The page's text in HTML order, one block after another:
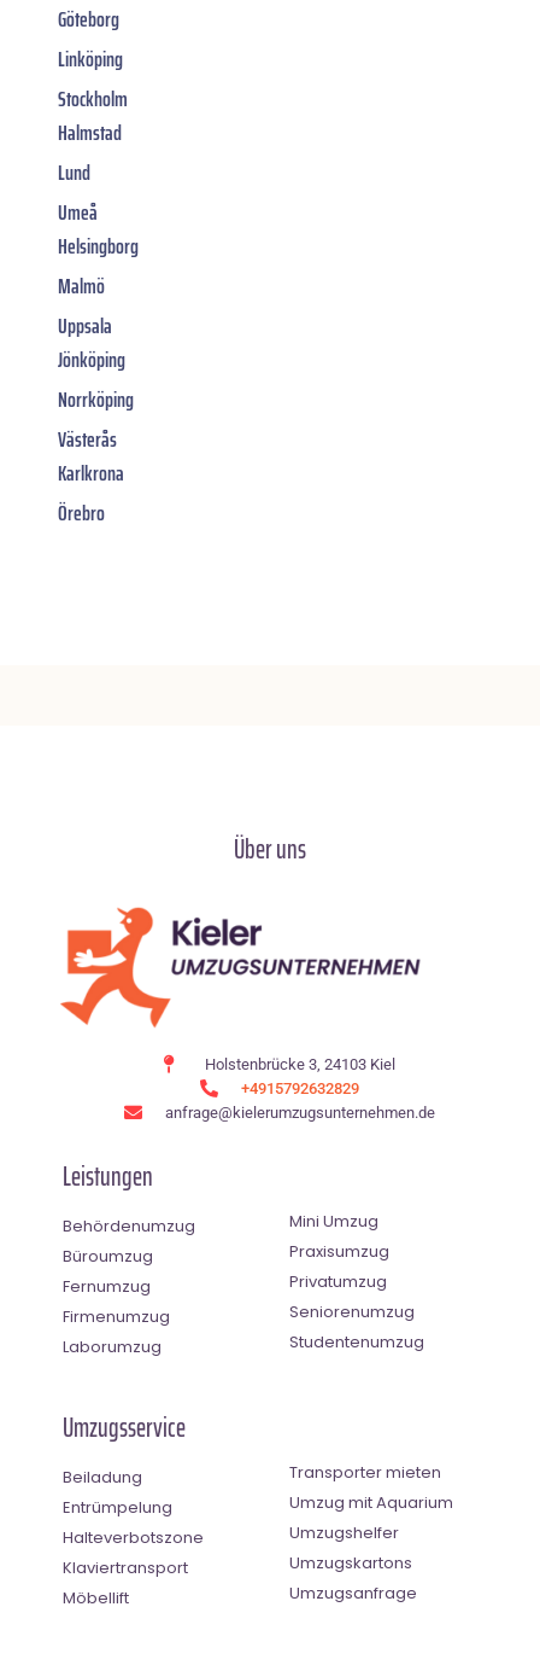
Göteborg
Linköping
Stockholm
Halmstad
Lund
Umeå
Helsingborg
Malmö
Uppsala
Jönköping
Norrköping
Västerås
Karlkrona
Örebro
Über uns
Holstenbrücke 3, 24103 Kiel
+4915792632829
anfrage@kielerumzugsunternehmen.de
Leistungen
Behördenumzug
Büroumzug
Fernumzug
Firmenumzug
Laborumzug
Mini Umzug
Praxisumzug
Privatumzug
Seniorenumzug
Studentenumzug
Umzugsservice
Beiladung
Entrümpelung
Halteverbotszone
Klaviertransport
Möbellift
Transporter mieten
Umzug mit Aquarium
Umzugshelfer
Umzugskartons
Umzugsanfrage